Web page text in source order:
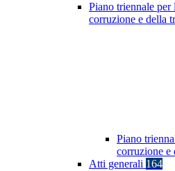
Piano triennale per
corruzione e della
Piano
corruzione e
Atti generali 164